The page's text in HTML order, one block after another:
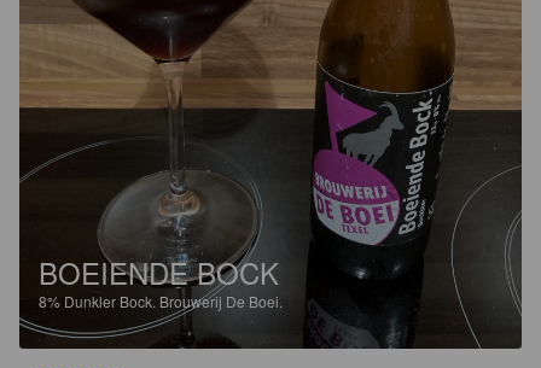
BOEIENDE BOCK
8% Dunkler Bock. Brouwerij De Boei.